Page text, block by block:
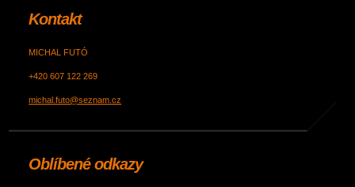
Kontakt
MICHAL FUTÓ
+420 607 122 269
michal.futo@seznam.cz
Oblíbené odkazy